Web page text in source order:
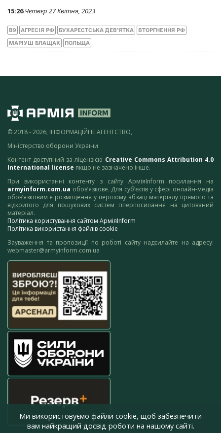
15:26 Четвер 27 Квітня, 2023
B9 АГРЕСІЯ РФ БУХАРЕСТСЬКА ДЕВ’ЯТКА ВТОРГНЕННЯ РФ
МАРІУШ БЛАЩАК ПОЛЬЩА
© 2018 - 2026, ІНФОРМАЦІЙНЕ АГЕНТСТВО,
Міністерство оборони України
Контент доступний за ліцензією Creative Commons Attribution 4.0
International license якщо не зазначено інше.
При використанні контенту з сайту АрміяInform посилання на
armyinform.com.ua обов’язкове. Для суб’єктів у сфері онлайн-медіа
обов’язковим є розміщення у першому абзаці матеріалу прямого та
відкритого для пошукових систем гіперпосилання на цитований
матеріал.
Політика користування сайтом АрміяInform
Політика використання файлів cookie
Зауваження та пропозиції по роботі сайту надсилайте на адресу:
webmaster@armyinform.com.ua
Ми використовуємо файли cookie, щоб забезпечити
вам найкращий досвід роботи на нашому сайті.